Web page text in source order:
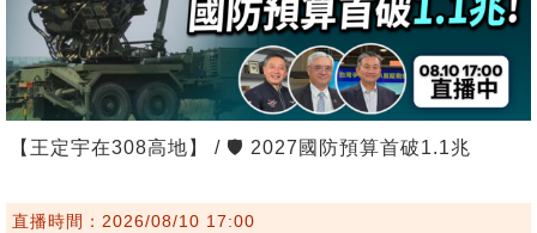
【王定宇在308高地】 / 🛡️ 2027國防預算首破1.1兆
直播時間：2026/08/10 17:00